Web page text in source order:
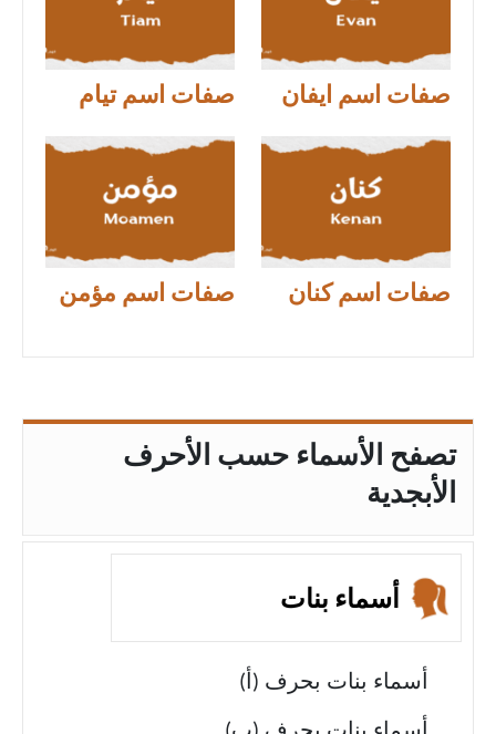
صفات اسم ايفان صفات اسم تيام
صفات اسم كنان صفات اسم مؤمن
تصفح الأسماء حسب الأحرف
الأبجدية
أسماء بنات
أسماء بنات بحرف (أ)